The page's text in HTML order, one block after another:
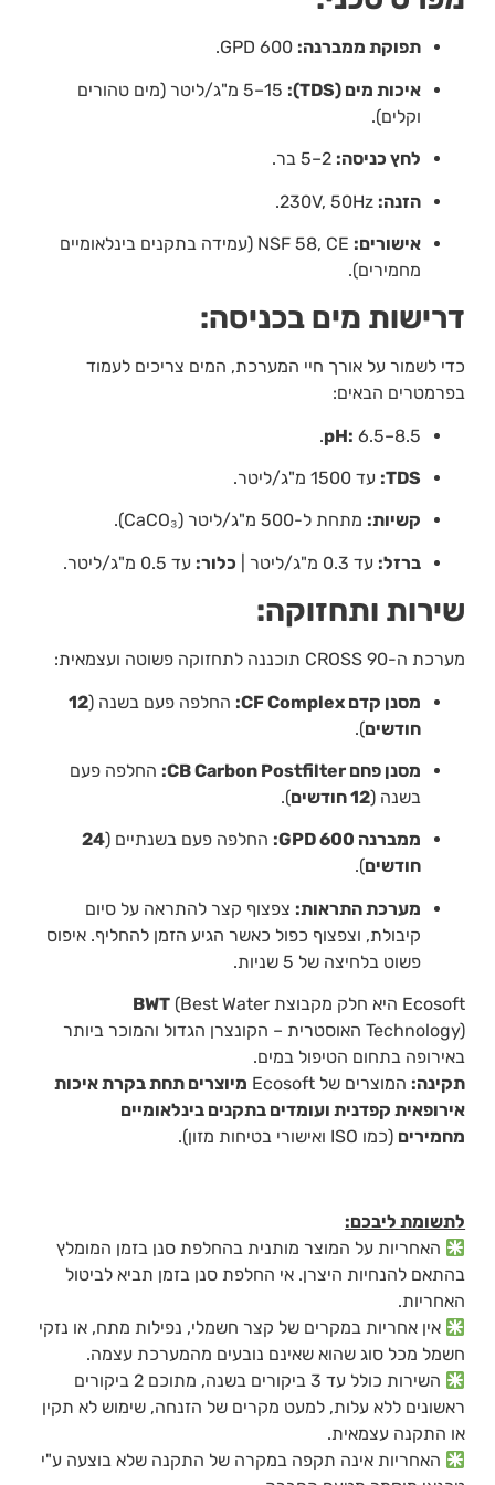
תפוקת ממברנה:
איכות מים (TDS):
5–15 מ"ג/ליטר (מים טהורים
וקלים).
לחץ כניסה:
הזנה:
אישורים:
NSF 58, CE (עמידה בתקנים בינלאומיים
מחמירים).
דרישות מים בכניסה:
כדי לשמור על אורך חיי המערכת, המים צריכים לעמוד
בפרמטרים הבאים:
pH: 6.5–8.5.
TDS: עד 1500 מ"ג/ליטר.
קשיות: מתחת ל-500 מ"ג/ליטר (CaCO₃).
ברזל: עד 0.3 מ"ג/ליטר | כלור: עד 0.5 מ"ג/ליטר.
שירות ותחזוקה:
מערכת ה-CROSS 90 תוכננה לתחזוקה פשוטה ועצמאית:
מסנן קדם CF Complex: החלפה פעם בשנה (12
חודשים).
מסנן פחם CB Carbon Postfilter:
החלפה פעם
בשנה (12 חודשים ).
ממברנה 600 GPD: החלפה פעם בשנתיים (24
חודשים).
מערכת התראות: צפצוף קצר להתראה על סיום
קיבולת, וצפצוף כפול כאשר הגיע הזמן להחליף. איפוס
פשוט בלחיצה של 5 שניות.
Ecosoft היא חלק מקבוצת BWT (Best Water
Technology) האוסטרית – הקונצרן הגדול והמוכר ביותר
באירופה בתחום הטיפול במים.
תקינה: המוצרים של Ecosoft
מיוצרים תחת בקרת איכות
אירופאית קפדנית ועומדים בתקנים בינלאומיים
מחמירים (כמו ISO ואישורי בטיחות מזון).
לתשומת ליבכם:
האחריות על המוצר מותנית בהחלפת סנן בזמן המומלץ
בהתאם להנחיות היצרן. אי החלפת סנן בזמן תביא לביטול
האחריות.
אין אחריות במקרים של קצר חשמלי, נפילות מתח, או נזקי
חשמל מכל סוג שהוא שאינם נובעים מהמערכת עצמה.
השירות כולל עד 3 ביקורים בשנה, מתוכם 2 ביקורים
ראשונים ללא עלות, למעט מקרים של הזנחה, שימוש לא תקין
או התקנה עצמאית.
האחריות אינה תקפה במקרה של התקנה שלא בוצעה ע"י